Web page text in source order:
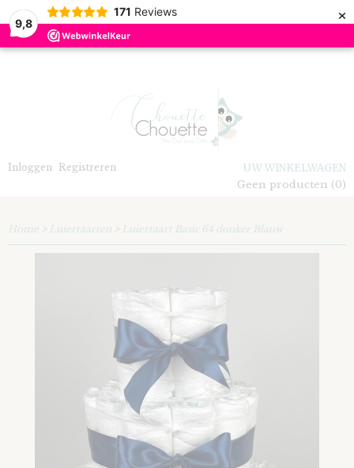
9,8
171 Reviews ×
Inloggen Registreren
UW WINKELWAGEN
Geen producten (0)
Home > Luiertaarten > Luiertaart Basic 64 donker Blauw